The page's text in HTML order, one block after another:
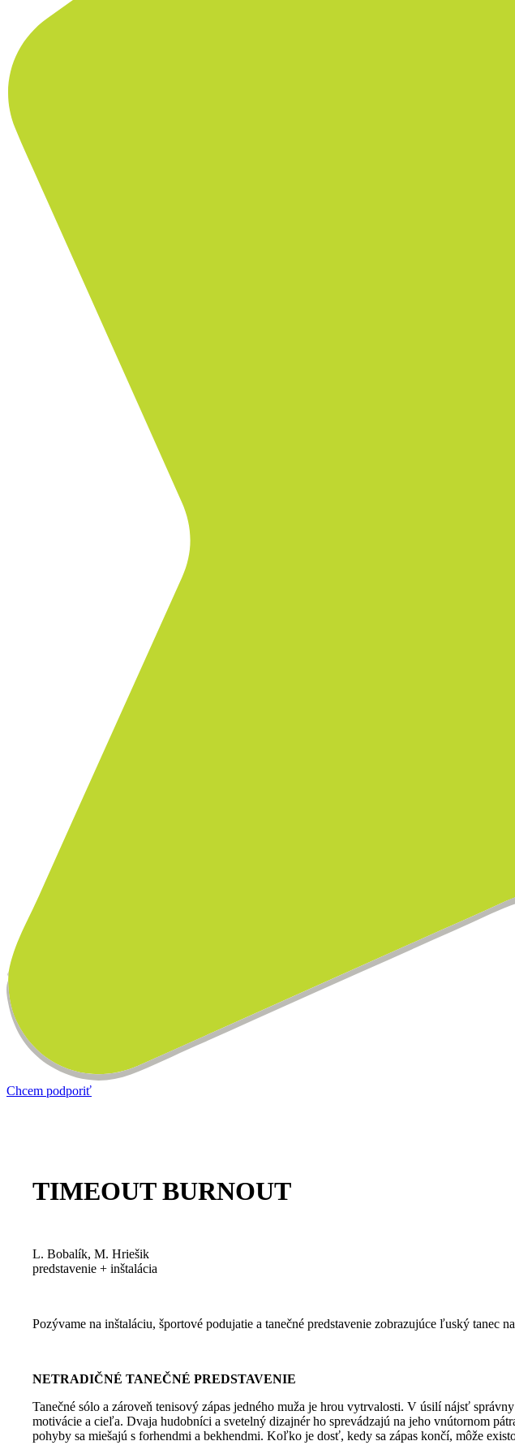
Chcem podporiť
TIMEOUT BURNOUT
L. Bobalík, M. Hriešik
predstavenie + inštalácia
Pozývame na inštaláciu, športové podujatie a tanečné predstavenie zobrazujúce ľuský tanec
NETRADIČNÉ TANEČNÉ PREDSTAVENIE
Tanečné sólo a zároveň tenisový zápas jedného muža je hrou vytrvalosti. V úsilí nájsť
motivácie a cieľa. Dvaja hudobníci a svetelný dizajnér ho sprevádzajú na jeho vnútornom
pohyby sa miešajú s forhendmi a bekhendmi. Koľko je dosť, kedy sa zápas končí, môže